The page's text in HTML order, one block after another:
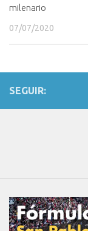
milenario
07/07/2020
SEGUIR: